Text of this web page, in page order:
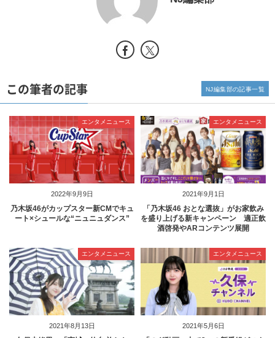
この筆者の記事
2022年9月9日
エンタメニュース
乃木坂46がカップスター新CMでキュ
ート×シュールな“ニュニュダンス”
2021年9月1日
エンタメニュース
「乃木坂46 おとな選抜」がお家飲み
を盛り上げる新キャンペーン 適正飲
酒啓発やARコンテンツ展開
2021年8月13日
エンタメニュース
2021年5月6日
エンタメニュース
NJ編集部の記事一覧